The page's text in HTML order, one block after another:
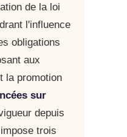
de la loi
l'influence
obligations
aux
la promotion
sur
depuis
trois